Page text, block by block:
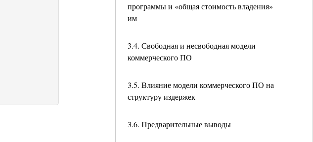
программы и «общая стоимость владения»
им
3.4. Свободная и несвободная модели
коммерческого ПО
3.5. Влияние модели коммерческого ПО на
структуру издержек
3.6. Предварительные выводы